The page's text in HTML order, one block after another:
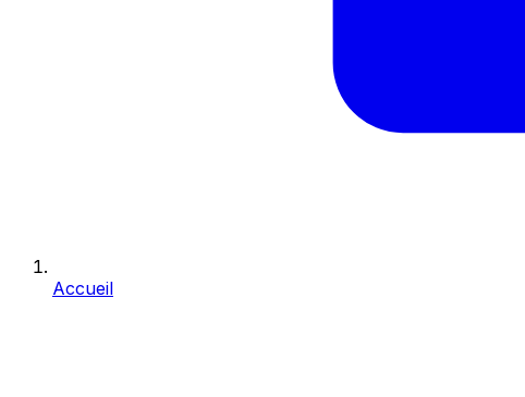
Accueil